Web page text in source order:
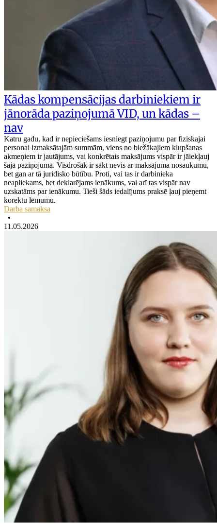
Kādas kompensācijas darbiniekiem ir
jānorāda paziņojumā VID, un kādas –
nav
Katru gadu, kad ir nepieciešams iesniegt paziņojumu par fiziskajai
personai izmaksātajām summām, viens no biežākajiem klupšanas
akmeņiem ir jautājums, vai konkrētais maksājums vispār ir jāiekļauj
šajā paziņojumā. Visdrošāk ir sākt nevis ar maksājuma nosaukumu,
bet gan ar tā juridisko būtību. Proti, vai tas ir darbinieka
neapliekams, bet deklarējams ienākums, vai arī tas vispār nav
uzskatāms par ienākumu. Tieši šāds iedalījums praksē ļauj pieņemt
korektu lēmumu.
Darba samaksa
•
11.05.2026